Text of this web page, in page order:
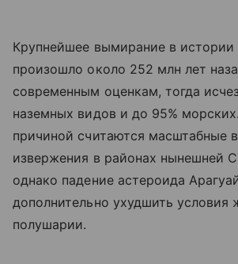
Крупнейшее вымирание в
произошло около 252 млн лет
современным оценкам, тогда
наземных видов и до 95%
причиной считаются масштабные
извержения в районах нынешней
однако падение астероида
дополнительно ухудшить
полушарии.